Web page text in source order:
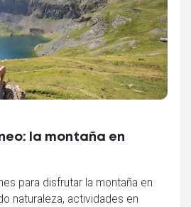
la montaña en
para disfrutar la montaña en
naturaleza, actividades en